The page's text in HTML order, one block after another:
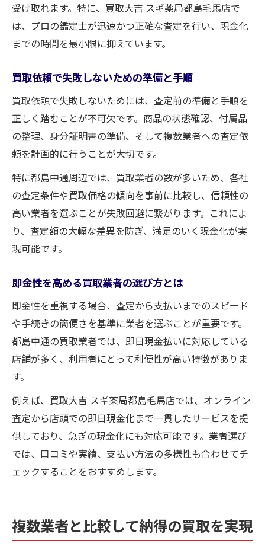
受け取れます。特に、買取大吉 スギ薬局都島毛馬店で
は、プロの鑑定士が迅速かつ正確な査定を行い、現金化
までの時間を最小限に抑えています。
買取依頼で失敗しないための準備と手順
買取依頼で失敗しないためには、査定前の準備と手順を
正しく踏むことが不可欠です。商品の状態確認、付属品
の整理、身分証明書の準備、そして複数業者への査定依
頼を計画的に行うことが大切です。
特に都島中通周辺では、買取業者の数が多いため、各社
の査定条件や買取価格の傾向を事前に比較し、信頼性の
高い業者を選ぶことが失敗回避に繋がります。これによ
り、査定額の大幅な差異を防ぎ、満足のいく現金化が実
現可能です。
即金性を高める買取業者の選び方とは
即金性を重視する場合、査定から支払いまでのスピード
や手続きの簡便さを基準に業者を選ぶことが重要です。
都島中通の買取業者では、即日現金払いに対応している
店舗が多く、利用者にとって利便性が高い特徴がありま
す。
例えば、買取大吉 スギ薬局都島毛馬店では、オンライン
査定から店頭での即日現金化まで一貫したサービスを提
供しており、急ぎの現金化にも対応可能です。業者選び
では、口コミや実績、支払い方法の多様性も合わせてチ
ェックすることをおすすめします。
複数業者と比較して納得の買取を実現